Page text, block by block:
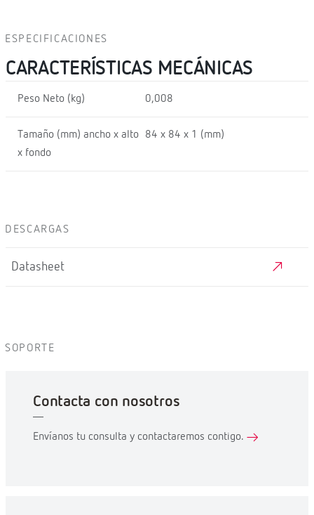
ESPECIFICACIONES
CARACTERÍSTICAS MECÁNICAS
Peso Neto (kg) 0,008
Tamaño (mm) ancho x alto
x fondo
84 x 84 x 1 (mm)
DESCARGAS
Datasheet
SOPORTE
Contacta con nosotros
Envíanos tu consulta y contactaremos contigo.